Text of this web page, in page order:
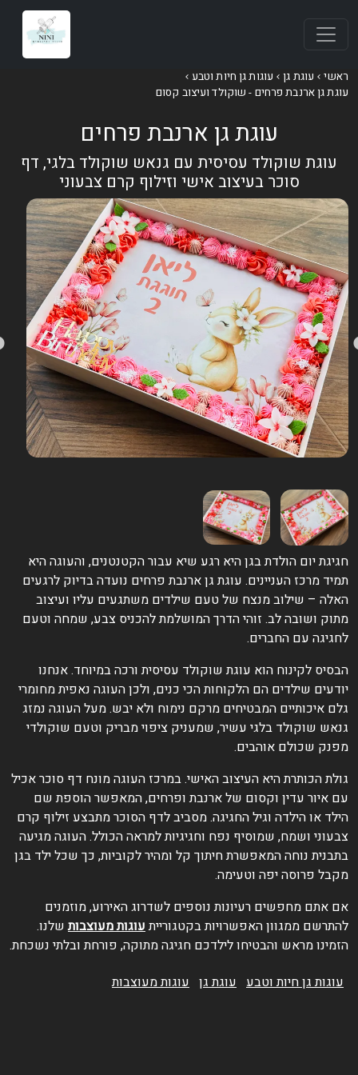
ראשי עוגת גן
עוגות גן חיות וטבע
עוגת גן ארנבת פרחים - שוקולד ועיצוב קסום
עוגת גן ארנבת פרחים
עוגת שוקולד עסיסית עם גנאש שוקולד בלגי, דף
סוכר בעיצוב אישי וזילוף קרם צבעוני
חגיגת יום הולדת בגן היא רגע שיא עבור הקטנטנים, והעוגה היא
תמיד מרכז העניינים. עוגת גן ארנבת פרחים נועדה בדיוק לרגעים
האלה – שילוב מנצח של טעם שילדים משתגעים עליו ועיצוב
מתוק ושובה לב. זוהי הדרך המושלמת להכניס צבע, שמחה וטעם
לחגיגה עם החברים.
הבסיס לקינוח הוא עוגת שוקולד עסיסית ורכה במיוחד. אנחנו
יודעים שילדים הם הלקוחות הכי כנים, ולכן העוגה נאפית מחומרי
גלם איכותיים המבטיחים מרקם נימוח ולא יבש. מעל העוגה נמזג
גנאש שוקולד בלגי עשיר, שמעניק ציפוי מבריק וטעם שוקולדי
מפנק שכולם אוהבים.
גולת הכותרת היא העיצוב האישי. במרכז העוגה מונח דף סוכר אכיל
עם איור עדין וקסום של ארנבת ופרחים, המאפשר הוספת שם
הילד או הילדה וגיל החגיגה. מסביב לדף הסוכר מתבצע זילוף קרם
צבעוני ושמח, שמוסיף נפח וחגיגיות למראה הכולל. העוגה מגיעה
בתבנית נוחה המאפשרת חיתוך קל ומהיר לקוביות, כך שכל ילד בגן
מקבל פרוסה יפה וטעימה.
אם אתם מחפשים רעיונות נוספים לשדרוג האירוע, מוזמנים
להתרשם ממגוון האפשרויות בקטגורייתעוגות מעוצבותשלנו.
הזמינו מראש והבטיחו לילדכם חגיגה מתוקה, פורחת ובלתי נשכחת.
עוגות גן חיות וטבע עוגת גן עוגות מעוצבות